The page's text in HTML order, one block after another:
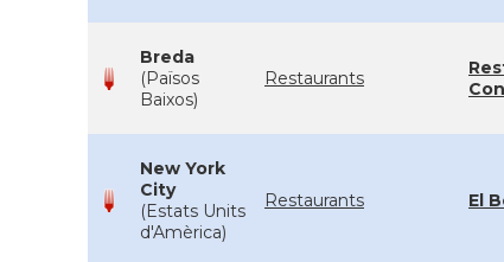
Breda
(Països
Baixos)
Restaurants
New York
City
(Estats Units
d'Amèrica)
Restaurants El